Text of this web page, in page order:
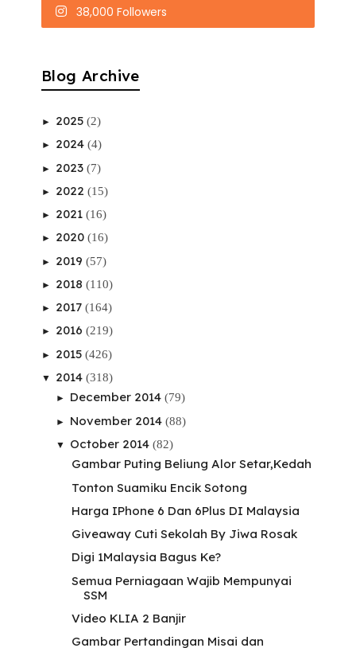
38,000 Followers
Blog Archive
► 2025 (2)
► 2024 (4)
► 2023 (7)
► 2022 (15)
► 2021 (16)
► 2020 (16)
► 2019 (57)
► 2018 (110)
► 2017 (164)
► 2016 (219)
► 2015 (426)
▼ 2014 (318)
► December 2014 (79)
► November 2014 (88)
▼ October 2014 (82)
Gambar Puting Beliung Alor Setar,Kedah
Tonton Suamiku Encik Sotong
Harga IPhone 6 Dan 6Plus DI Malaysia
Giveaway Cuti Sekolah By Jiwa Rosak
Digi 1Malaysia Bagus Ke?
Semua Perniagaan Wajib Mempunyai
SSM
Video KLIA 2 Banjir
Gambar Pertandingan Misai dan